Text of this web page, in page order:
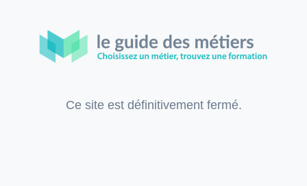
Ce site est définitivement fermé.